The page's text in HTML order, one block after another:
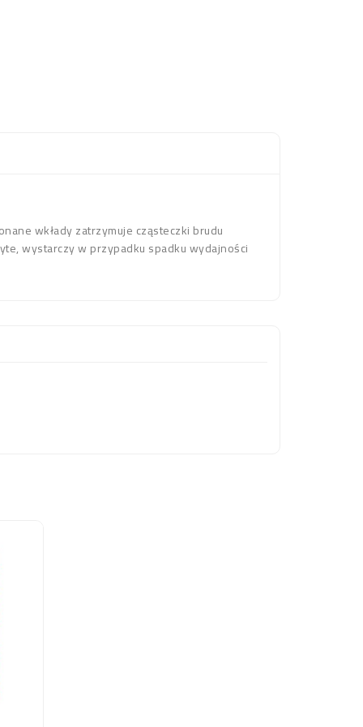
wkłady zatrzymuje cząsteczki brudu
wystarczy w przypadku spadku wydajności